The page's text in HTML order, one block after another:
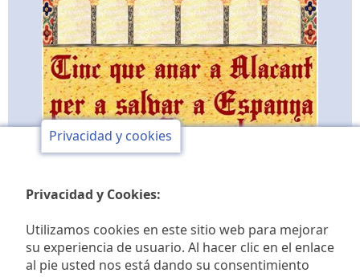
Privacidad y cookies
Privacidad y Cookies:
Utilizamos cookies en este sitio web para mejorar
su experiencia de usuario. Al hacer clic en el enlace
al pie usted nos está dando su consentimiento